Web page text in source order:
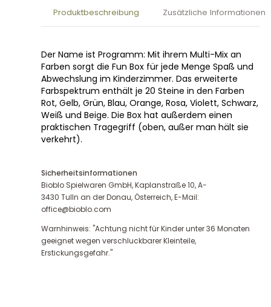
Produktbeschreibung Zusätzliche Informationen
Der Name ist Programm: Mit ihrem Multi-Mix an
Farben sorgt die Fun Box für jede Menge Spaß und
Abwechslung im Kinderzimmer. Das erweiterte
Farbspektrum enthält je 20 Steine in den Farben
Rot, Gelb, Grün, Blau, Orange, Rosa, Violett, Schwarz,
Weiß und Beige. Die Box hat außerdem einen
praktischen Tragegriff (oben, außer man hält sie
verkehrt).
Sicherheitsinformationen
Bioblo Spielwaren GmbH, Kaplanstraße 10, A-
3430 Tulln an der Donau, Österreich, E-Mail:
office@bioblo.com
Warnhinweis: "Achtung nicht für Kinder unter 36 Monaten
geeignet wegen verschluckbarer Kleinteile,
Erstickungsgefahr."